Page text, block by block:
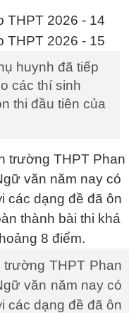
huynh đã tiếp
các thí sinh
thi đầu tiên của
THPT Phan
văn năm nay có
các dạng đề đã ôn